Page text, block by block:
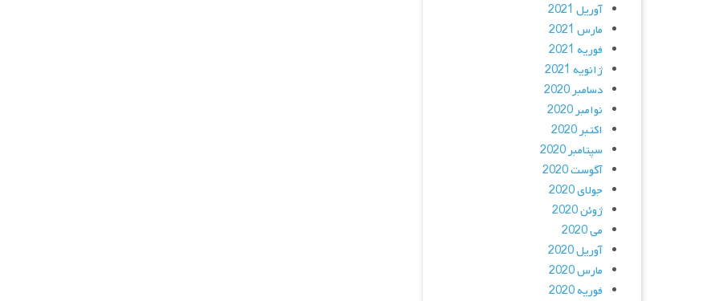
آوریل 2021
مارس 2021
فوریه 2021
ژانویه 2021
دسامبر 2020
نوامبر 2020
اکتبر 2020
سپتامبر 2020
آگوست 2020
جولای 2020
ژوئن 2020
می 2020
آوریل 2020
مارس 2020
فوریه 2020